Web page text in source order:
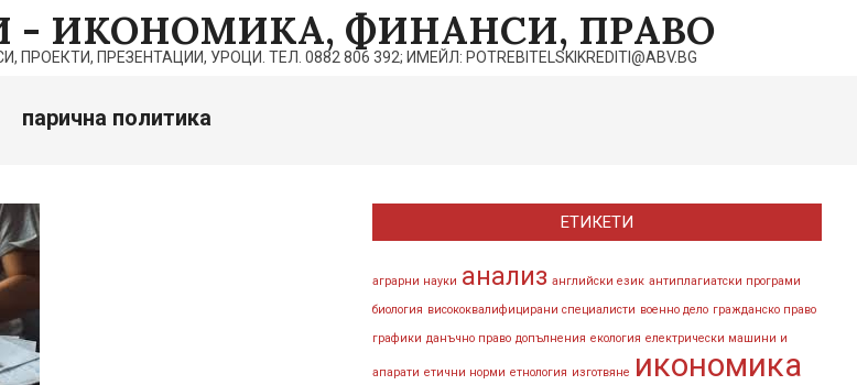
- ИКОНОМИКА, ФИНАНСИ, ПРАВО
ПРЕЗЕНТАЦИИ, УРОЦИ. ТЕЛ. 0882 806 392; ИМЕЙЛ: POTREBITELSKIKREDITI@ABV.BG
парична политика
ЕТИКЕТИ
аграрни науки анализ английски език антиплагиатски програми
биология висококвалифицирани специалисти военно дело гражданско право
графики данъчно право допълнения екология електрически машини и
апарати етични норми етнология изготвяне икономика